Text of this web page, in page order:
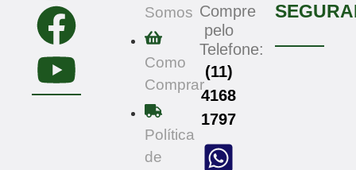
Somos
Como
Comprar
Política
de
Compre
pelo
Telefone:
(11)
4168
1797